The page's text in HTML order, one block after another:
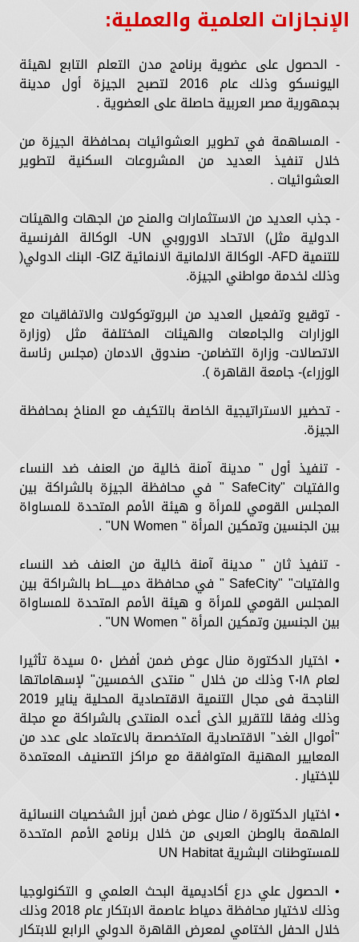
الإنجازات العلمية والعملية:
- الحصول على عضوية برنامج مدن التعلم التابع لهيئة
اليونسكو وذلك عام 2016 لتصبح الجيزة أول مدينة
بجمهورية مصر العربية حاصلة على العضوية .
- المساهمة في تطوير العشوائيات بمحافظة الجيزة من
خلال تنفيذ العديد من المشروعات السكنية لتطوير
العشوائيات .
- جذب العديد من الاستثمارات والمنح من الجهات والهيئات
الدولية مثل) الاتحاد الاوروبي UN- الوكالة الفرنسية
للتنمية AFD- الوكالة الالمانية الانمائية GIZ- البنك الدولي(
وذلك لخدمة مواطني الجيزة.
- توقيع وتفعيل العديد من البروتوكولات والاتفاقيات مع
الوزارات والجامعات والهيئات المختلفة مثل (وزارة
الاتصالات- وزارة التضامن- صندوق الادمان (مجلس رئاسة
الوزراء)- جامعة القاهرة ).
- تحضير الاستراتيجية الخاصة بالتكيف مع المناخ بمحافظة
الجيزة.
- تنفيذ أول " مدينة آمنة خالية من العنف ضد النساء
والفتيات "SafeCity " في محافظة الجيزة بالشراكة بين
المجلس القومي للمرأة و هيئة الأمم المتحدة للمساواة
بين الجنسين وتمكين المرأة " UN Women" .
- تنفيذ ثان " مدينة آمنة خالية من العنف ضد النساء
والفتيات" "SafeCity " في محافظة دميـــــاط بالشراكة بين
المجلس القومي للمرأة و هيئة الأمم المتحدة للمساواة
بين الجنسين وتمكين المرأة " UN Women" .
• اختيار الدكتورة منال عوض ضمن أفضل ٥٠ سيدة تأثيرا
لعام ٢٠١٨ وذلك من خلال " منتدى الخمسين" لإسهاماتها
الناجحة فى مجال التنمية الاقتصادية المحلية يناير 2019
وذلك وفقا للتقرير الذى أعده المنتدى بالشراكة مع مجلة
"أموال الغد" الاقتصادية المتخصصة بالاعتماد على عدد من
المعايير المهنية المتوافقة مع مراكز التصنيف المعتمدة
للإختيار .
• اختيار الدكتورة / منال عوض ضمن أبرز الشخصيات النسائية
الملهمة بالوطن العربى من خلال برنامج الأمم المتحدة
للمستوطنات البشرية UN Habitat
• الحصول علي درع أكاديمية البحث العلمي و التكنولوجيا
وذلك لاختيار محافظة دمياط عاصمة الابتكار عام 2018 وذلك
خلال الحفل الختامي لمعرض القاهرة الدولي الرابع للابتكار